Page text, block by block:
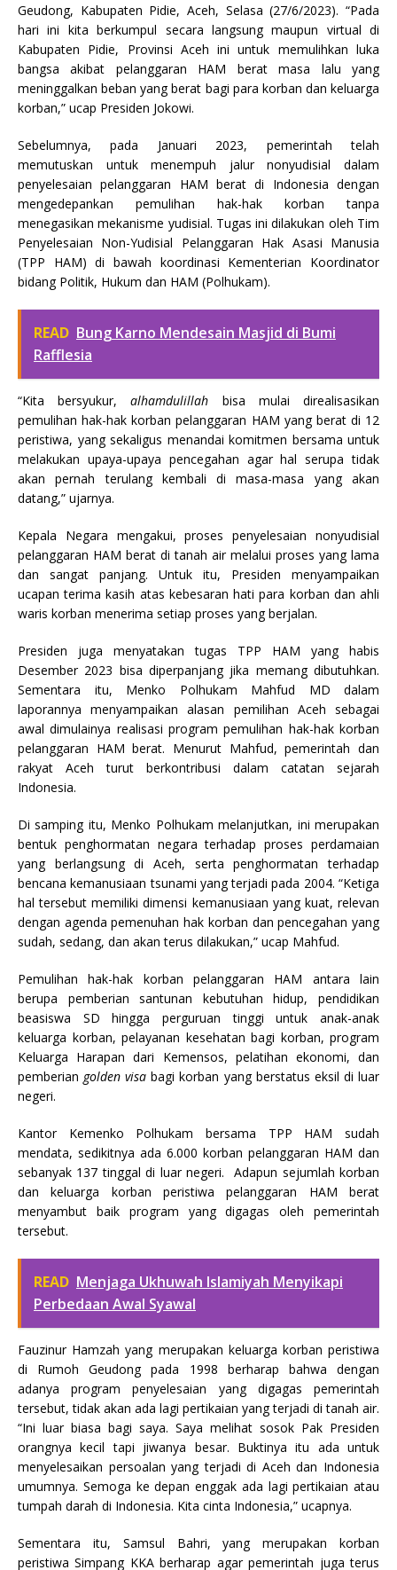
Geudong, Kabupaten Pidie, Aceh, Selasa (27/6/2023). “Pada
hari ini kita berkumpul secara langsung maupun virtual di
Kabupaten Pidie, Provinsi Aceh ini untuk memulihkan luka
bangsa akibat pelanggaran HAM berat masa lalu yang
meninggalkan beban yang berat bagi para korban dan keluarga
korban,” ucap Presiden Jokowi.
Sebelumnya, pada Januari 2023, pemerintah telah
memutuskan untuk menempuh jalur nonyudisial dalam
penyelesaian pelanggaran HAM berat di Indonesia dengan
mengedepankan pemulihan hak-hak korban tanpa
menegasikan mekanisme yudisial. Tugas ini dilakukan oleh Tim
Penyelesaian Non-Yudisial Pelanggaran Hak Asasi Manusia
(TPP HAM) di bawah koordinasi Kementerian Koordinator
bidang Politik, Hukum dan HAM (Polhukam).
READ Bung Karno Mendesain Masjid di Bumi
Rafflesia
“Kita bersyukur,alhamdulillah bisa mulai direalisasikan
pemulihan hak-hak korban pelanggaran HAM yang berat di 12
peristiwa, yang sekaligus menandai komitmen bersama untuk
melakukan upaya-upaya pencegahan agar hal serupa tidak
akan pernah terulang kembali di masa-masa yang akan
datang,” ujarnya.
Kepala Negara mengakui, proses penyelesaian nonyudisial
pelanggaran HAM berat di tanah air melalui proses yang lama
dan sangat panjang. Untuk itu, Presiden menyampaikan
ucapan terima kasih atas kebesaran hati para korban dan ahli
waris korban menerima setiap proses yang berjalan.
Presiden juga menyatakan tugas TPP HAM yang habis
Desember 2023 bisa diperpanjang jika memang dibutuhkan.
Sementara itu, Menko Polhukam Mahfud MD dalam
laporannya menyampaikan alasan pemilihan Aceh sebagai
awal dimulainya realisasi program pemulihan hak-hak korban
pelanggaran HAM berat. Menurut Mahfud, pemerintah dan
rakyat Aceh turut berkontribusi dalam catatan sejarah
Indonesia.
Di samping itu, Menko Polhukam melanjutkan, ini merupakan
bentuk penghormatan negara terhadap proses perdamaian
yang berlangsung di Aceh, serta penghormatan terhadap
bencana kemanusiaan tsunami yang terjadi pada 2004. “Ketiga
hal tersebut memiliki dimensi kemanusiaan yang kuat, relevan
dengan agenda pemenuhan hak korban dan pencegahan yang
sudah, sedang, dan akan terus dilakukan,” ucap Mahfud.
Pemulihan hak-hak korban pelanggaran HAM antara lain
berupa pemberian santunan kebutuhan hidup, pendidikan
beasiswa SD hingga perguruan tinggi untuk anak-anak
keluarga korban, pelayanan kesehatan bagi korban, program
Keluarga Harapan dari Kemensos, pelatihan ekonomi, dan
pemberian golden visa bagi korban yang berstatus eksil di luar
negeri.
Kantor Kemenko Polhukam bersama TPP HAM sudah
mendata, sedikitnya ada 6.000 korban pelanggaran HAM dan
sebanyak 137 tinggal di luar negeri. Adapun sejumlah korban
dan keluarga korban peristiwa pelanggaran HAM berat
menyambut baik program yang digagas oleh pemerintah
tersebut.
READ Menjaga Ukhuwah Islamiyah Menyikapi
Perbedaan Awal Syawal
Fauzinur Hamzah yang merupakan keluarga korban peristiwa
di Rumoh Geudong pada 1998 berharap bahwa dengan
adanya program penyelesaian yang digagas pemerintah
tersebut, tidak akan ada lagi pertikaian yang terjadi di tanah air.
“Ini luar biasa bagi saya. Saya melihat sosok Pak Presiden
orangnya kecil tapi jiwanya besar. Buktinya itu ada untuk
menyelesaikan persoalan yang terjadi di Aceh dan Indonesia
umumnya. Semoga ke depan enggak ada lagi pertikaian atau
tumpah darah di Indonesia. Kita cinta Indonesia,” ucapnya.
Sementara itu, Samsul Bahri, yang merupakan korban
peristiwa Simpang KKA berharap agar pemerintah juga terus